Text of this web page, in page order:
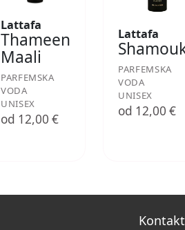
Lattafa
Thameen
Maali
PARFEMSKA
VODA
UNISEX
od 12,00 €
Lattafa
PARFEMSKA
VODA
UNISEX
od 12,00 €
Kontakt